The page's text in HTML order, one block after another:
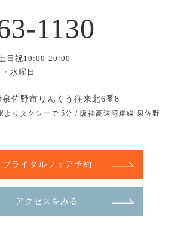
1130
日祝10:00-20:00
水曜日
佐野市りんくう往来北6番8
よりタクシーで 5分 / 阪神高速湾岸線 泉佐野
ブライダルフェア予約
アクセスをみる